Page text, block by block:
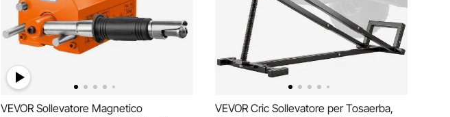
VEVOR Sollevatore Magnetico
VEVOR Cric Sollevatore per Tosaerba,